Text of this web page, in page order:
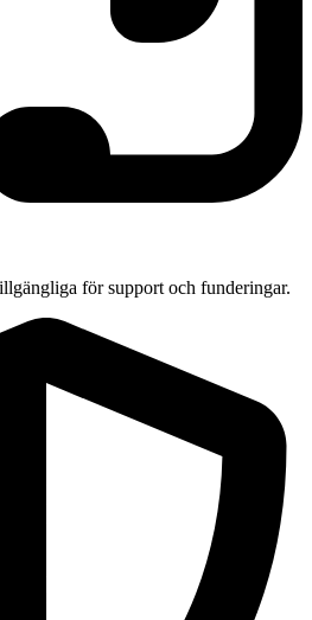
för support och funderingar.